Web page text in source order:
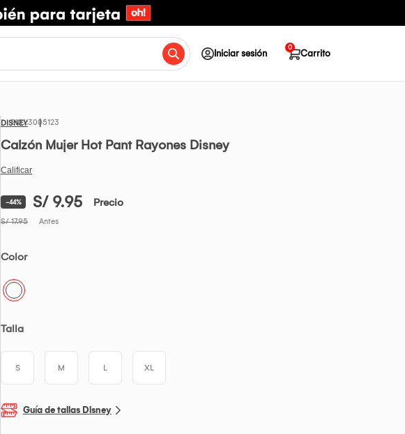
Iniciar sesión Carrito
0
DISNEY3005123
Calzón Mujer Hot Pant Rayones Disney
-44% S/ 9.95 Precio
S/ 17.95 Antes
Color
Talla
S M L XL
Guía de tallas Disney